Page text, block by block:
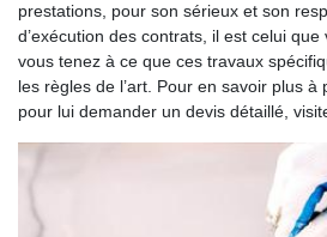
prestations, pour son sérieux et son
d’exécution des contrats, il est celui
vous tenez à ce que ces travaux
les règles de l’art. Pour en savoir plus
pour lui demander un devis détaillé,